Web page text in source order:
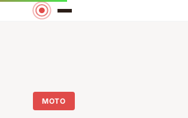
MOTO